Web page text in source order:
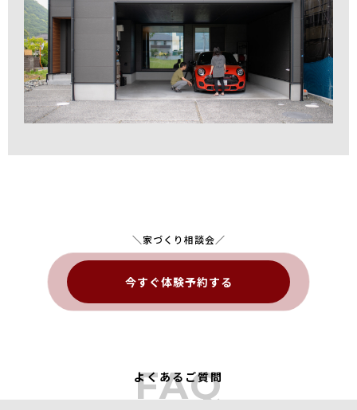
＼家づくり相談会／
今すぐ体験予約する
FAQ
よくあるご質問